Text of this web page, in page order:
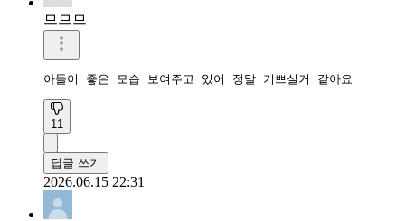
므므므
아들이 좋은 모습 보여주고 있어 정말 기쁘실거 같아요
11
답글 쓰기
2026.06.15 22:31